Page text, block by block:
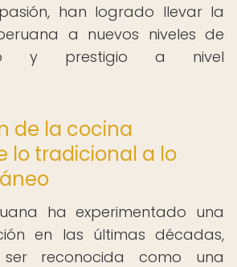
han logrado llevar la
a nuevos niveles de
y prestigio a nivel
de la cocina
lo tradicional a lo
ha experimentado una
en las últimas décadas,
reconocida como una